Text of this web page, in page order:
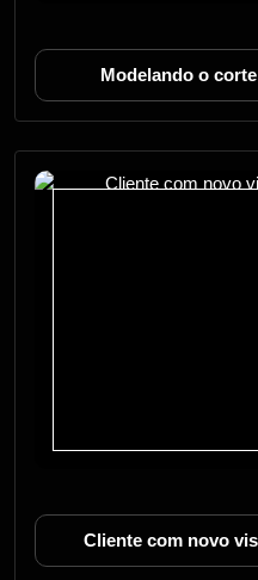
Modelando o
Cliente com novo